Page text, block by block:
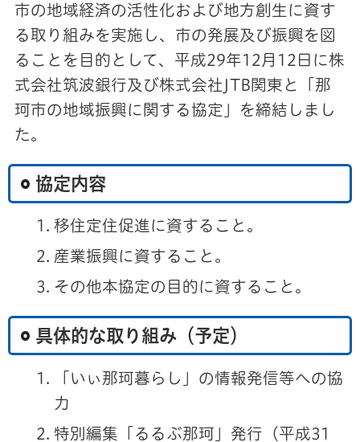
市の地域経済の活性化および地方創生に資す
る取り組みを実施し、市の発展及び振興を図
ることを目的として、平成29年12月12日に株
式会社筑波銀行及び株式会社JTB関東と「那
珂市の地域振興に関する協定」を締結しまし
た。
協定内容
移住定住促進に資すること。
産業振興に資すること。
その他本協定の目的に資すること。
具体的な取り組み（予定）
「いぃ那珂暮らし」の情報発信等への協
力
特別編集「るるぶ那珂」発行（平成31